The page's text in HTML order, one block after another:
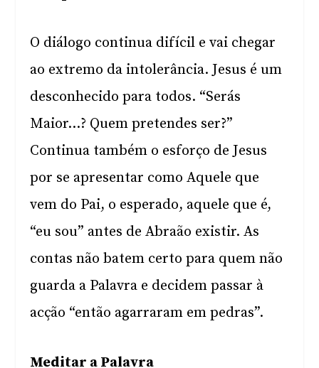
O diálogo continua difícil e vai chegar
ao extremo da intolerância. Jesus é um
desconhecido para todos. “Serás
Maior…? Quem pretendes ser?”
Continua também o esforço de Jesus
por se apresentar como Aquele que
vem do Pai, o esperado, aquele que é,
“eu sou” antes de Abraão existir. As
contas não batem certo para quem não
guarda a Palavra e decidem passar à
acção “então agarraram em pedras”.
Meditar a Palavra